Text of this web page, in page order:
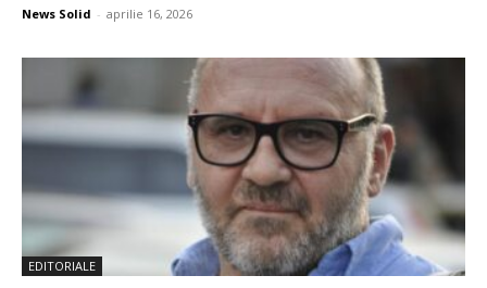
News Solid - aprilie 16, 2026
EDITORIALE